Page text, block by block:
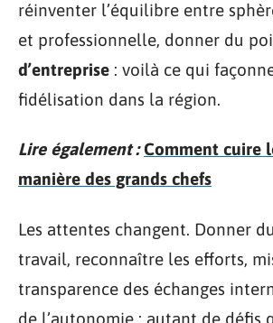
réinventer l’équilibre entre
et professionnelle, donner du
d’entreprise : voilà ce qui
fidélisation dans la région.
Lire également : Comment cuire
manière des grands chefs
Les attentes changent. Donner
travail, reconnaître les efforts,
transparence des échanges
de l’autonomie : autant de défis